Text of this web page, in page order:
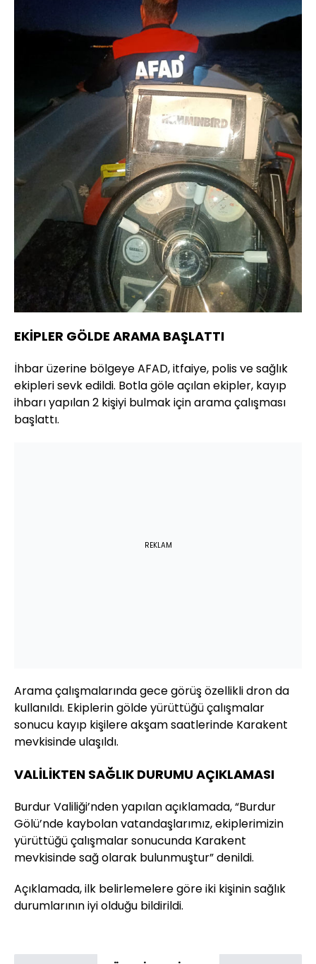
EKİPLER GÖLDE ARAMA BAŞLATTI
İhbar üzerine bölgeye AFAD, itfaiye, polis ve sağlık
ekipleri sevk edildi. Botla göle açılan ekipler, kayıp
ihbarı yapılan 2 kişiyi bulmak için arama çalışması
başlattı.
REKLAM
Arama çalışmalarında gece görüş özellikli dron da
kullanıldı. Ekiplerin gölde yürüttüğü çalışmalar
sonucu kayıp kişilere akşam saatlerinde Karakent
mevkisinde ulaşıldı.
VALİLİKTEN SAĞLIK DURUMU AÇIKLAMASI
Burdur Valiliği’nden yapılan açıklamada, “Burdur
Gölü’nde kaybolan vatandaşlarımız, ekiplerimizin
yürüttüğü çalışmalar sonucunda Karakent
mevkisinde sağ olarak bulunmuştur” denildi.
Açıklamada, ilk belirlemelere göre iki kişinin sağlık
durumlarının iyi olduğu bildirildi.